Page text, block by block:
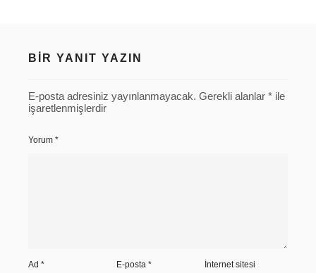
BIR YANIT YAZIN
E-posta adresiniz yayınlanmayacak. Gerekli alanlar * ile
işaretlenmişlerdir
Yorum *
Ad * E-posta* İnternet sitesi